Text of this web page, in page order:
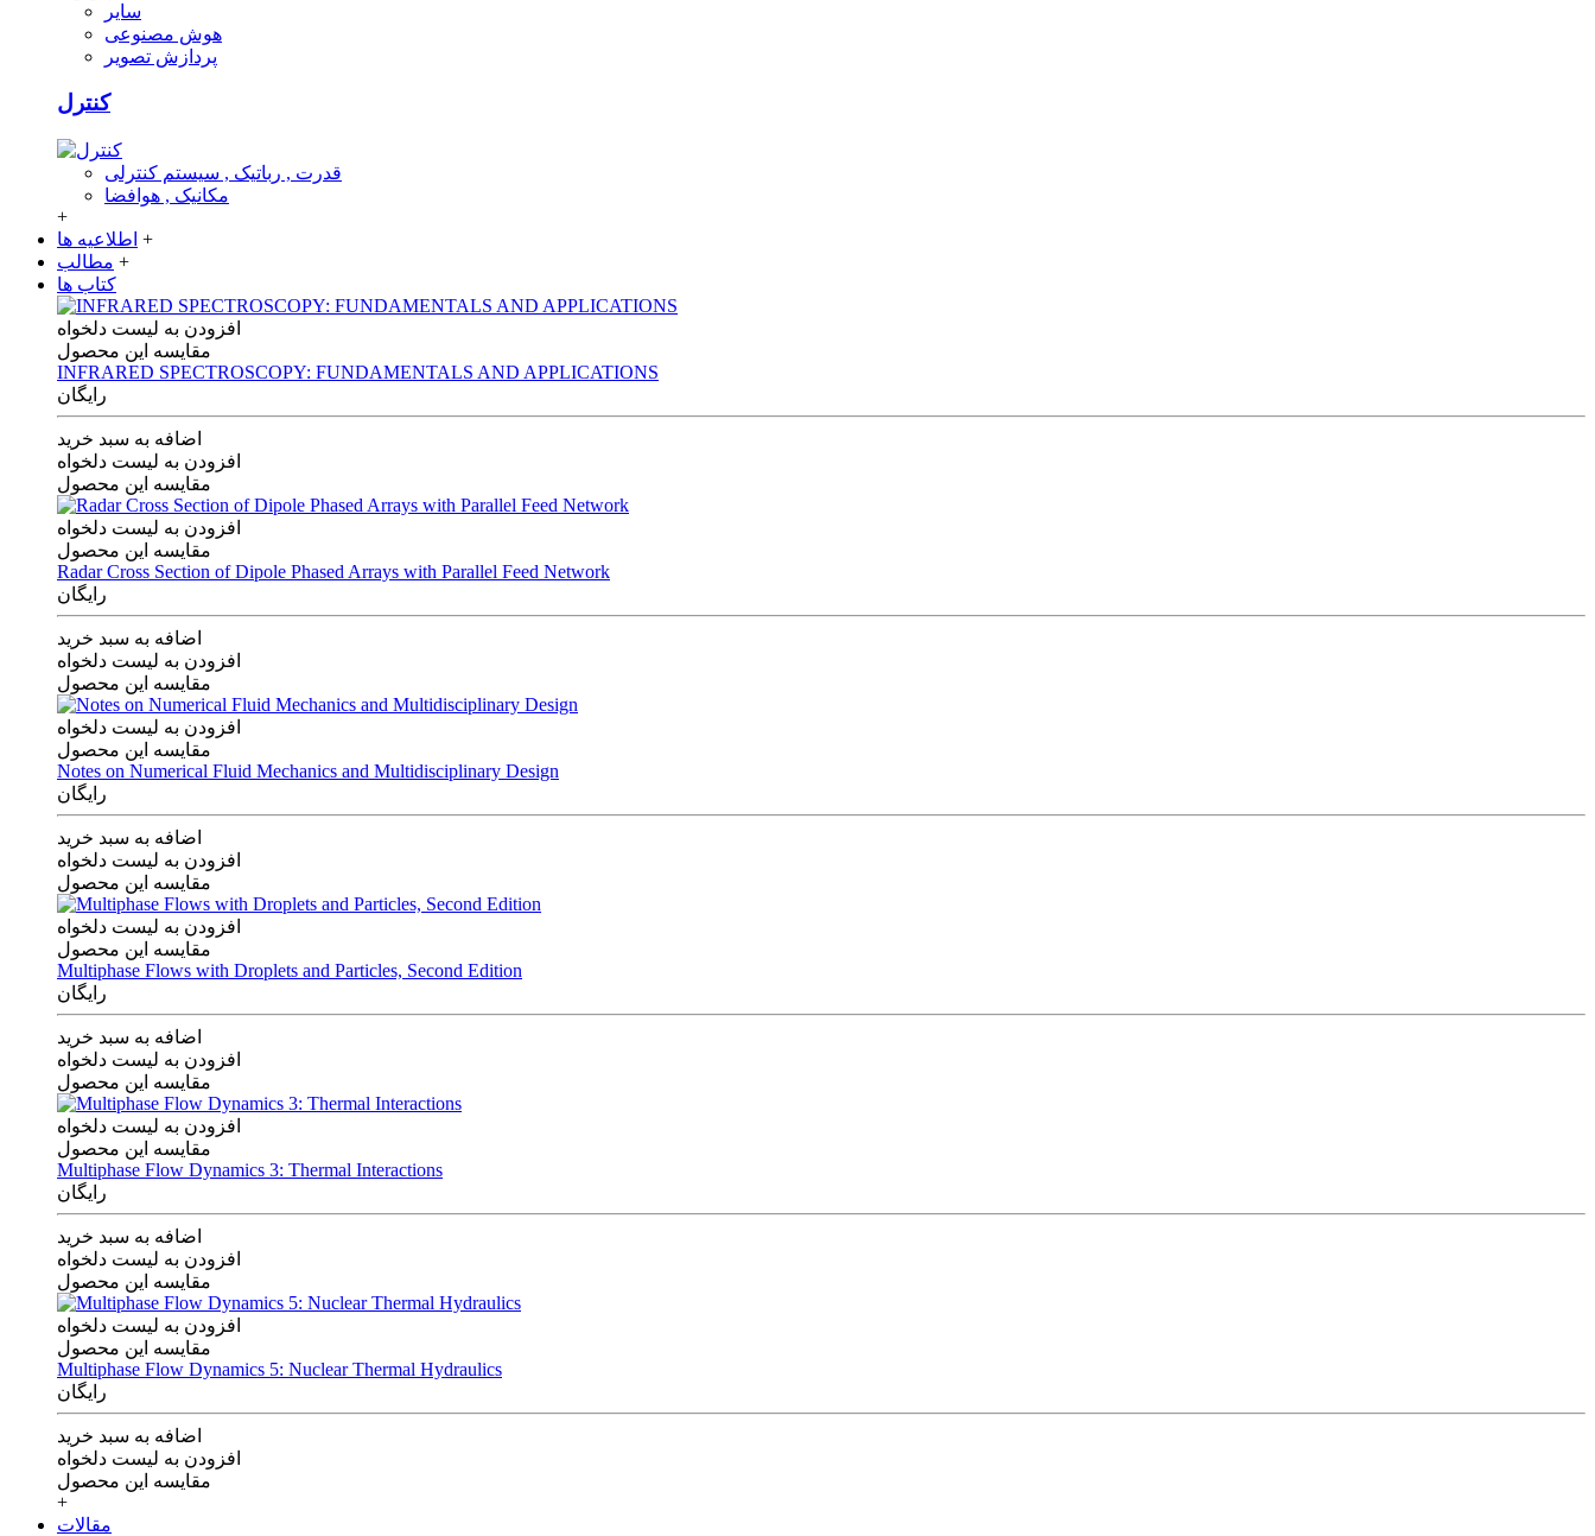
سایر
هوش مصنوعی
پردازش تصویر
کنترل
قدرت , رباتیک , سیستم کنترلی
مکانیک , هوافضا
+
اطلاعیه ها +
مطالب +
کتاب ها
افزودن به لیست دلخواه
مقایسه این محصول
INFRARED SPECTROSCOPY: FUNDAMENTALS AND APPLICATIONS
رایگان
اضافه به سبد خرید
افزودن به لیست دلخواه
مقایسه این محصول
افزودن به لیست دلخواه
مقایسه این محصول
Radar Cross Section of Dipole Phased Arrays with Parallel Feed Network
رایگان
اضافه به سبد خرید
افزودن به لیست دلخواه
مقایسه این محصول
افزودن به لیست دلخواه
مقایسه این محصول
Notes on Numerical Fluid Mechanics and Multidisciplinary Design
رایگان
اضافه به سبد خرید
افزودن به لیست دلخواه
مقایسه این محصول
افزودن به لیست دلخواه
مقایسه این محصول
Multiphase Flows with Droplets and Particles, Second Edition
رایگان
اضافه به سبد خرید
افزودن به لیست دلخواه
مقایسه این محصول
افزودن به لیست دلخواه
مقایسه این محصول
Multiphase Flow Dynamics 3: Thermal Interactions
رایگان
اضافه به سبد خرید
افزودن به لیست دلخواه
مقایسه این محصول
افزودن به لیست دلخواه
مقایسه این محصول
Multiphase Flow Dynamics 5: Nuclear Thermal Hydraulics
رایگان
اضافه به سبد خرید
افزودن به لیست دلخواه
مقایسه این محصول
+
مقالات